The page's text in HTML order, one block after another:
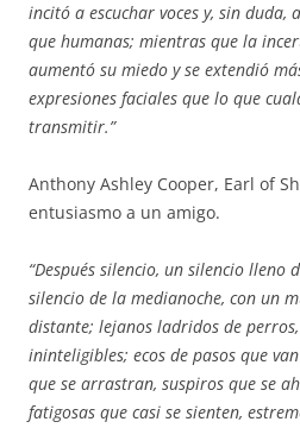
incitó a escuchar voces y, sin duda,
que humanas; mientras que la
aumentó su miedo y se extendió
expresiones faciales que lo que
transmitir.”
Anthony Ashley Cooper, Earl of
entusiasmo a un amigo.
“Después silencio, un silencio lleno
silencio de la medianoche, con un
distante; lejanos ladridos de
ininteligibles; ecos de pasos que
que se arrastran, suspiros que se
fatigosas que casi se sienten,